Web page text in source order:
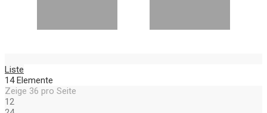
Liste
14Elemente
Zeige 36 pro Seite
12